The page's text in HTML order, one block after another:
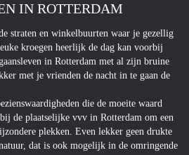
IN ROTTERDAM
straten en winkelbuurten waar je gezellig
kroegen heerlijk de dag kan voorbij
in Rotterdam met al zijn bruine
met je vrienden de nacht in te gaan de
die de moeite waard
de plaatselijke vvv in Rotterdam om een
plekken. Even lekker geen drukte
dat is ook mogelijk in de omringende